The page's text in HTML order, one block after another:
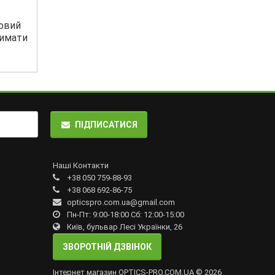
ПІДПИСАТИСЯ
Наші Контакти
+38 050 759-88-93
+38 068 692-86-75
opticspro.com.ua@gmail.com
Пн-Пт: 9:00-18:00 Сб: 12:00-15:00
Київ, бульвар Лесі Українки, 26
ЗВОРОТНІЙ ДЗВІНОК
Інтернет магазин OPTICS-PRO.COM.UA © 2026